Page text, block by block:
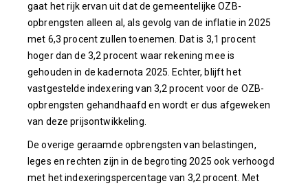
gaat het rijk ervan uit dat de gemeentelijke OZB-
opbrengsten alleen al, als gevolg van de inflatie in 2025
met 6,3 procent zullen toenemen. Dat is 3,1 procent
hoger dan de 3,2 procent waar rekening mee is
gehouden in de kadernota 2025. Echter, blijft het
vastgestelde indexering van 3,2 procent voor de OZB-
opbrengsten gehandhaafd en wordt er dus afgeweken
van deze prijsontwikkeling.
De overige geraamde opbrengsten van belastingen,
leges en rechten zijn in de begroting 2025 ook verhoogd
met het indexeringspercentage van 3,2 procent. Met